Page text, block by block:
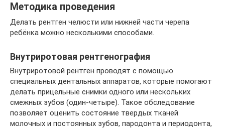
Методика проведения
Делать рентген челюсти или нижней части черепа
ребёнка можно несколькими способами.
Внутриротовая рентгенография
Внутриротовой рентген проводят с помощью
специальных дентальных аппаратов, которые помогают
делать прицельные снимки одного или нескольких
смежных зубов (один-четыре). Такое обследование
позволяет оценить состояние твердых тканей
молочных и постоянных зубов, пародонта и периодонта,